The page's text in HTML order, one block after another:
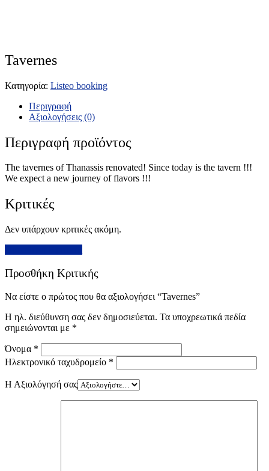
Tavernes
Κατηγορία: Listeo booking
Περιγραφή
Αξιολογήσεις (0)
Περιγραφή προϊόντος
The tavernes of Thanassis renovated! Since today is the tavern !!!
We expect a new journey of flavors !!!
Κριτικές
Δεν υπάρχουν κριτικές ακόμη.
Προσθήκη Κριτικής
Να είστε ο πρώτος που θα αξιολογήσει “Tavernes”
Η ηλ. διεύθυνση σας δεν δημοσιεύεται. Τα υποχρεωτικά πεδία
σημειώνονται με *
Όνομα *
Ηλεκτρονικό ταχυδρομείο *
Η Αξιολόγησή σας